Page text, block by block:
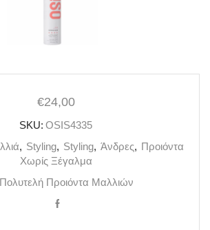
€24,00
SKU: OSIS4335
, Styling, Styling, Άνδρες, Προιόντα
Χωρίς Ξέγαλμα
Πολυτελή Προιόντα Μαλλιών